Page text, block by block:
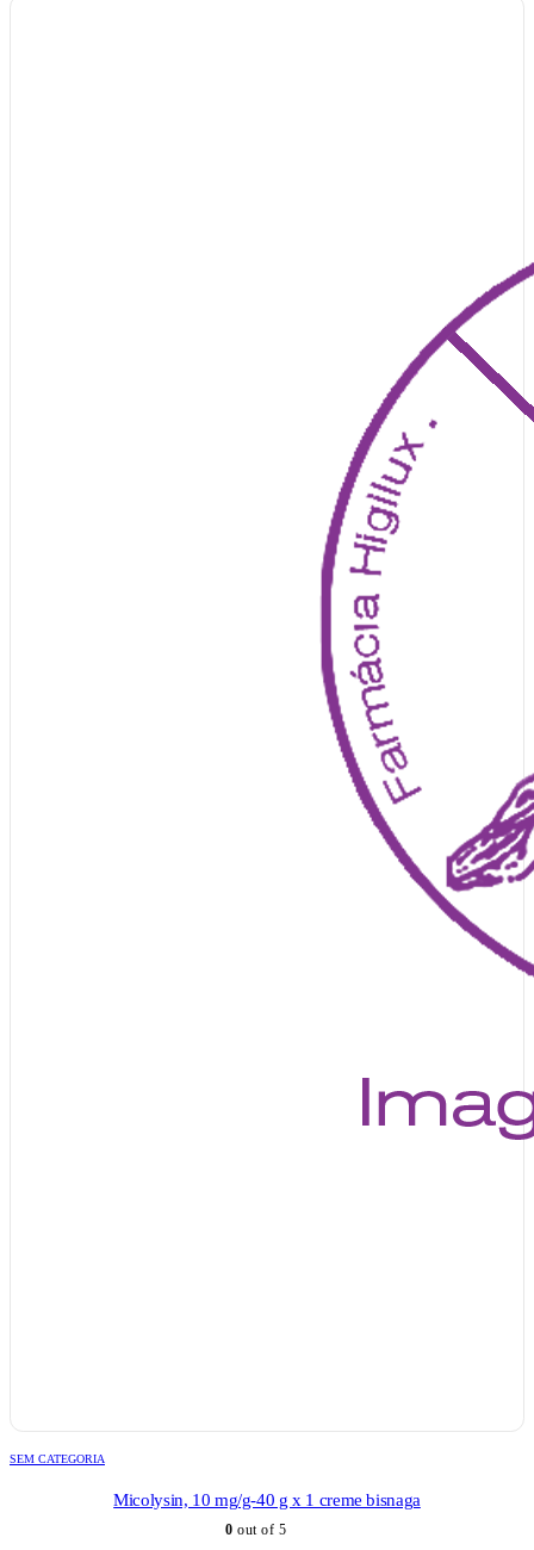
SEM CATEGORIA
Micolysin, 10 mg/g-40 g x 1 creme bisnaga
0 out of 5